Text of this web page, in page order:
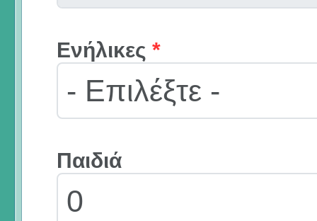
Ενήλικες *
Παιδιά